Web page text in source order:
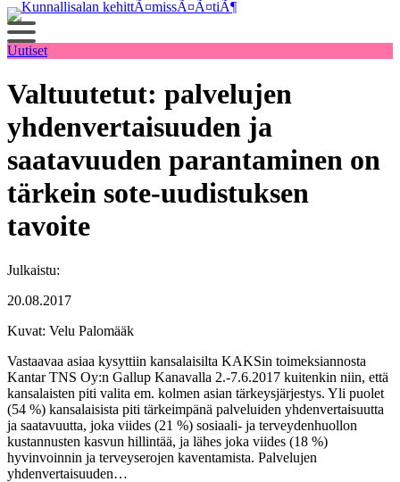
Siirry
sisältöön
Uutiset
Valtuutetut: palvelujen
yhdenvertaisuuden ja
saatavuuden parantaminen on
tärkein sote-uudistuksen
tavoite
Julkaistu:
20.08.2017
Kuvat: Velu Palomääk
Vastaavaa asiaa kysyttiin kansalaisilta KAKSin toimeksiannosta
Kantar TNS Oy:n Gallup Kanavalla 2.-7.6.2017 kuitenkin niin, että
kansalaisten piti valita em. kolmen asian tärkeysjärjestys. Yli puolet
(54 %) kansalaisista piti tärkeimpänä palveluiden yhdenvertaisuutta
ja saatavuutta, joka viides (21 %) sosiaali- ja terveydenhuollon
kustannusten kasvun hillintää, ja lähes joka viides (18 %)
hyvinvoinnin ja terveyserojen kaventamista. Palvelujen
yhdenvertaisuuden…